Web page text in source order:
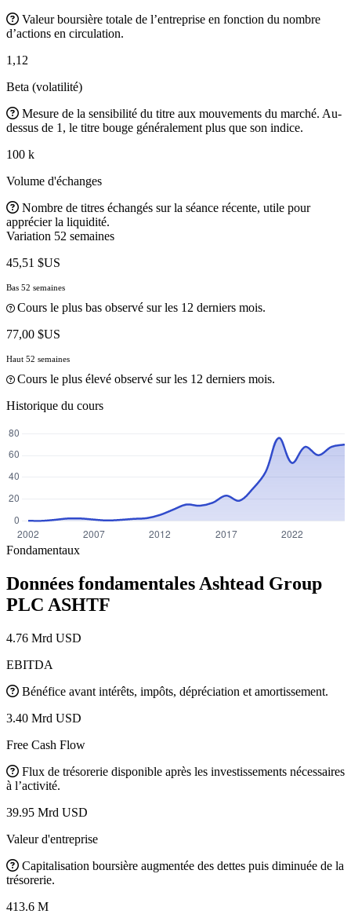
Valeur boursière totale de l’entreprise en fonction du nombre
d’actions en circulation.
1,12
Beta (volatilité)
Mesure de la sensibilité du titre aux mouvements du marché. Au-
dessus de 1, le titre bouge généralement plus que son indice.
100 k
Volume d'échanges
Nombre de titres échangés sur la séance récente, utile pour
apprécier la liquidité.
Variation 52 semaines
45,51 $US
Bas 52 semaines
Cours le plus bas observé sur les 12 derniers mois.
77,00 $US
Haut 52 semaines
Cours le plus élevé observé sur les 12 derniers mois.
Historique du cours
Fondamentaux
Données fondamentales Ashtead Group
PLC ASHTF
4.76 Mrd USD
EBITDA
Bénéfice avant intérêts, impôts, dépréciation et amortissement.
3.40 Mrd USD
Free Cash Flow
Flux de trésorerie disponible après les investissements nécessaires
à l’activité.
39.95 Mrd USD
Valeur d'entreprise
Capitalisation boursière augmentée des dettes puis diminuée de la
trésorerie.
413.6 M